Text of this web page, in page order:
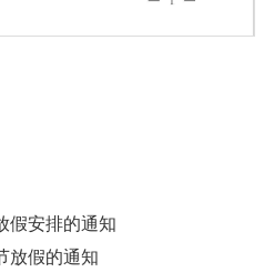
假安排的通知
放假的通知